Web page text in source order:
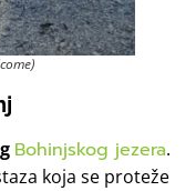
Bohinjskog jezera.
koja se proteže